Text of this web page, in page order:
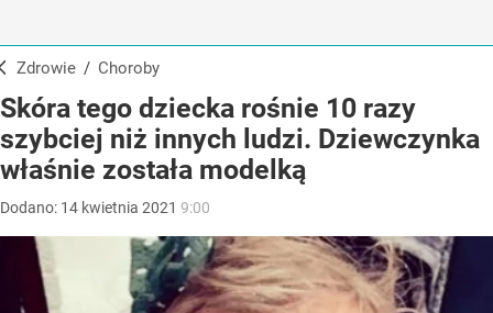
Zdrowie / Choroby
Skóra tego dziecka rośnie 10 razy
szybciej niż innych ludzi. Dziewczynka
właśnie została modelką
Dodano: 14 kwietnia 2021 9:00